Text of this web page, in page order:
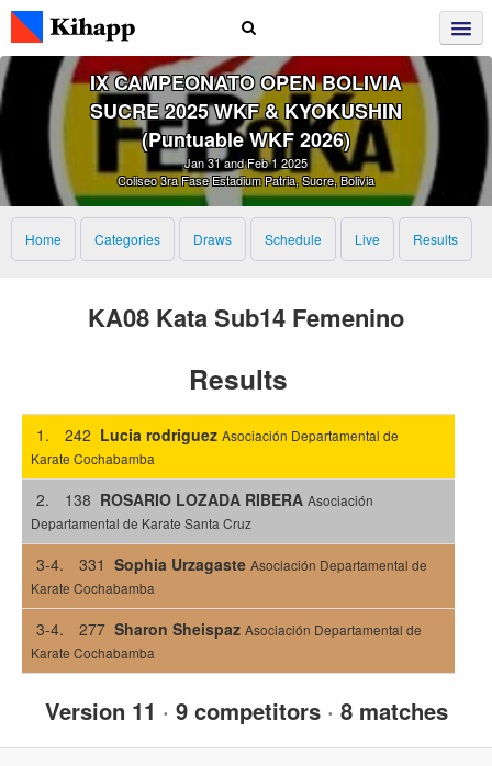
IX CAMPEONATO OPEN BOLIVIA
SUCRE 2025 WKF & KYOKUSHIN
(Puntuable WKF 2026)
Jan 31 and Feb 1 2025
Coliseo 3ra Fase Estadium Patria, Sucre, Bolivia
Home Categories Draws Schedule Live Results
KA08 Kata Sub14 Femenino
Results
1. 242 Lucia rodriguez Asociación Departamental de
Karate Cochabamba
2. 138 ROSARIO LOZADA RIBERA Asociación
Departamental de Karate Santa Cruz
3-4. 331 Sophia Urzagaste Asociación Departamental de
Karate Cochabamba
3-4. 277 Sharon Sheispaz Asociación Departamental de
Karate Cochabamba
Version 11 · 9 competitors · 8 matches